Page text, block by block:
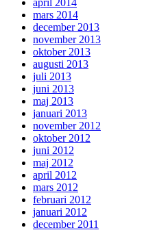
mars 2014
december 2013
november 2013
oktober 2013
augusti 2013
juli 2013
juni 2013
maj 2013
januari 2013
november 2012
oktober 2012
juni 2012
maj 2012
april 2012
mars 2012
februari 2012
januari 2012
december 2011